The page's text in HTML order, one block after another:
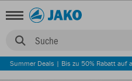
Suche
Summer Deals | Bis zu 50% Rabatt auf